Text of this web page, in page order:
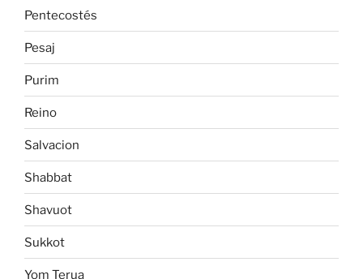
Pentecostés
Pesaj
Purim
Reino
Salvacion
Shabbat
Shavuot
Sukkot
Yom Terua